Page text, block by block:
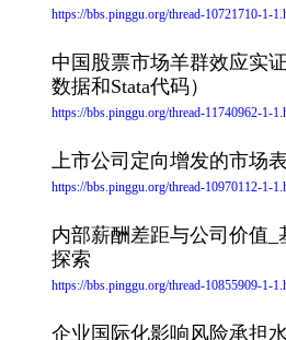
https://bbs.pinggu.org/thread-10721710-1-
中国股票市场羊群效应实
数据和Stata代码）
https://bbs.pinggu.org/thread-11740962-1-
上市公司定向增发的市场
https://bbs.pinggu.org/thread-10970112-1-
内部薪酬差距与公司价值
探索
https://bbs.pinggu.org/thread-10855909-1-
企业国际化影响风险承担